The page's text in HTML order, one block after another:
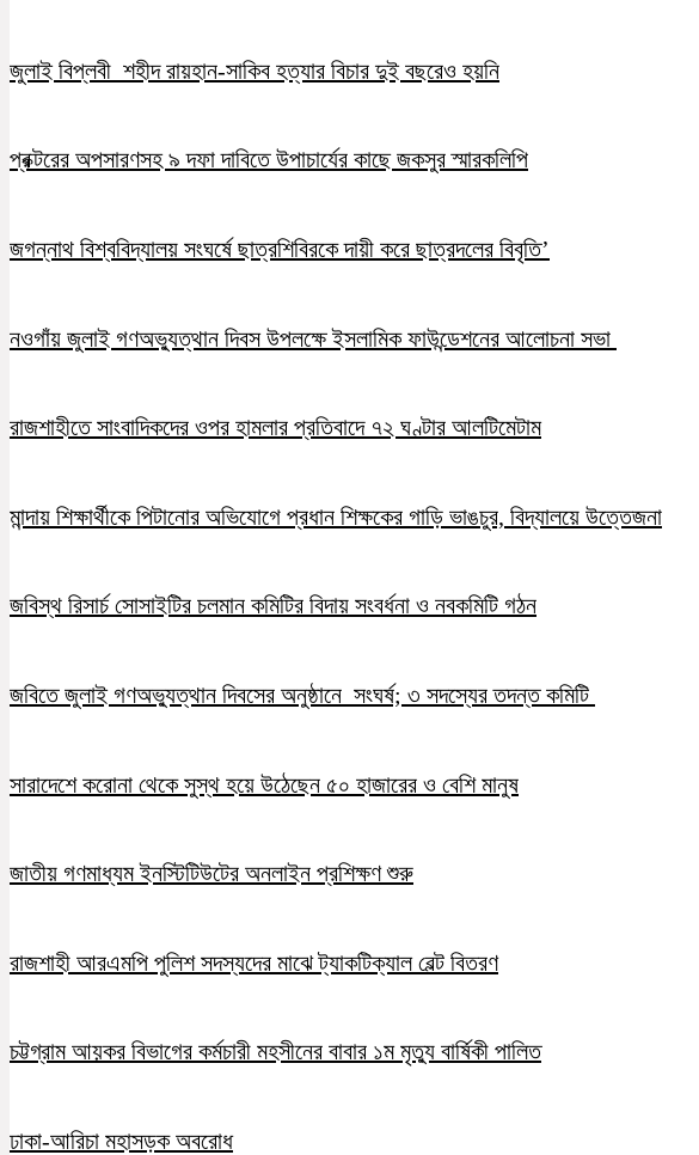
জুলাই বিপ্লবী শহীদ রায়হান-সাকিব হত্যার বিচার দুই বছরেও হয়নি
প্রক্টরের অপসারণসহ ৯ দফা দাবিতে উপাচার্যের কাছে জকসুর স্মারকলিপি
জগন্নাথ বিশ্ববিদ্যালয় সংঘর্ষে ছাত্রশিবিরকে দায়ী করে ছাত্রদলের বিবৃতি’
নওগাঁয় জুলাই গণঅভ্যুত্থান দিবস উপলক্ষে ইসলামিক ফাউন্ডেশনের আলোচনা সভা
রাজশাহীতে সাংবাদিকদের ওপর হামলার প্রতিবাদে ৭২ ঘণ্টার আলটিমেটাম
মান্দায় শিক্ষার্থীকে পিটানোর অভিযোগে প্রধান শিক্ষকের গাড়ি ভাঙচুর, বিদ্যালয়ে উত্তেজনা
জবিস্থ রিসার্চ সোসাইটির চলমান কমিটির বিদায় সংবর্ধনা ও নবকমিটি গঠন
জবিতে জুলাই গণঅভ্যুত্থান দিবসের অনুষ্ঠানে সংঘর্ষ; ৩ সদস্যের তদন্ত কমিটি
সারাদেশে করোনা থেকে সুস্থ হয়ে উঠেছেন ৫০ হাজারের ও বেশি মানুষ
জাতীয় গণমাধ্যম ইনস্টিটিউটের অনলাইন প্রশিক্ষণ শুরু
রাজশাহী আরএমপি পুলিশ সদস্যদের মাঝে ট্যাকটিক্যাল বেল্ট বিতরণ
চট্টগ্রাম আয়কর বিভাগের কর্মচারী মহসীনের বাবার ১ম মৃত্যু বার্ষিকী পালিত
ঢাকা-আরিচা মহাসড়ক অবরোধ